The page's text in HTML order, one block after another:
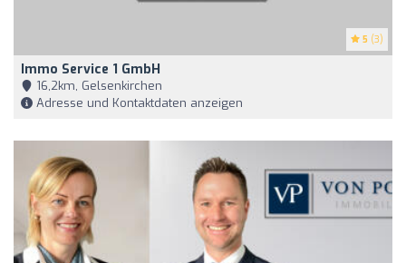
5 (3)
Immo Service 1 GmbH
16,2km, Gelsenkirchen
Adresse und Kontaktdaten anzeigen